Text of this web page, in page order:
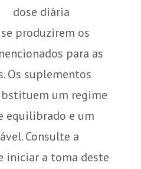
dose diária
produzirem os
para as
Os suplementos
um regime
equilibrado e um
Consulte a
iniciar a toma deste